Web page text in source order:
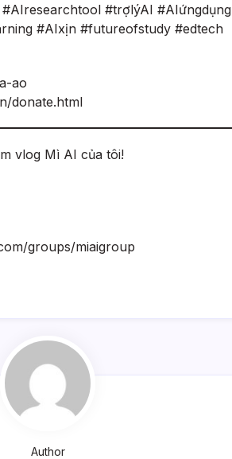
#trợlýAI
#AIxịn #futureofstudy #edtech
ao
donate.html
vlog Mì AI của tôi!
groups/miaigroup
Author